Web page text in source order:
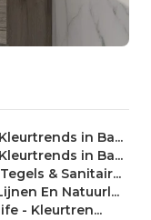
in Ba...
in Ba...
& Sanitair...
En Natuurl...
- Kleurtren...